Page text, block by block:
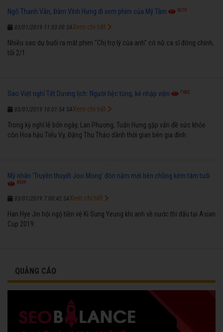
Ngô Thanh Vân, Đàm Vĩnh Hưng đi xem phim của Mỹ Tâm 6270
03/01/2019 11:03:00 SA
Nhiều sao dự buổi ra mắt phim "Chị trợ lý của anh" có nữ ca sĩ đóng chính,
tối 2/1.
Xem chi tiết
Sao Việt nghỉ Tết Dương lịch: Người tiệc tùng, kẻ nhập viện 7682
03/01/2019 10:01:54 SA
Trong kỳ nghỉ lễ bốn ngày, Lan Phương, Tuấn Hưng gặp vấn đề sức khỏe
còn Hoa hậu Tiểu Vy, Đặng Thu Thảo dành thời gian bên gia đình.
Xem chi tiết
Mỹ nhân 'Truyền thuyết Joo Mong' đón năm mới bên chồng kém tám tuổi
4508
03/01/2019 7:00:42 SA
Han Hye Jin hội ngộ tiền vệ Ki Sung Yeung khi anh về nước thi đấu tại Asian
Cup 2019.
Xem chi tiết
QUẢNG CÁO